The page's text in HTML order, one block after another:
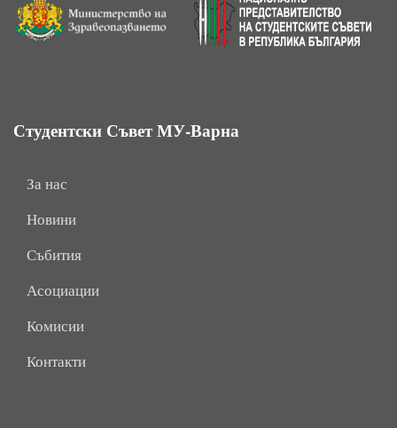
Студентски Съвет МУ-Варна
За нас
Новини
Събития
Асоциации
Комисии
Контакти